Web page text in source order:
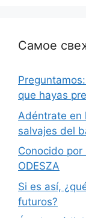
Самое
que hayas
Adéntrate en
salvajes del
Conocido
ODESZA
Si es así,
futuros?